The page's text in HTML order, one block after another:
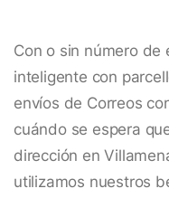
Con o sin número de
inteligente con
envíos de Correos
cuándo se espera
dirección en
utilizamos nuestros